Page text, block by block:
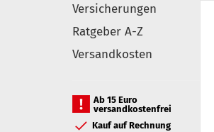
Versicherungen
Ratgeber A-Z
Versandkosten
Ab 15 Euro
versandkostenfrei
Kauf auf Rechnung